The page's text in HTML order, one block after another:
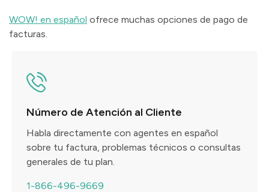
WOW! en español ofrece muchas opciones de pago de
facturas.
Número de Atención al Cliente
Habla directamente con agentes en español
sobre tu factura, problemas técnicos o consultas
generales de tu plan.
1-866-496-9669